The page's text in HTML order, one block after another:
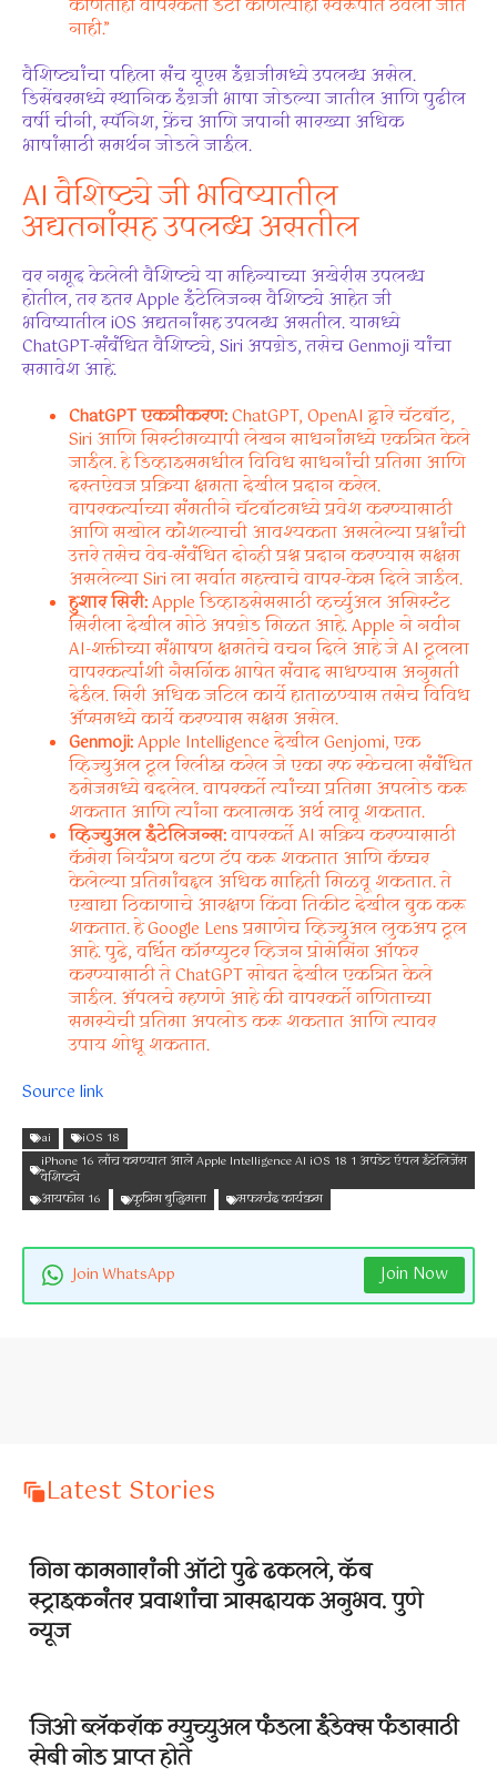
कोणताही वापरकर्ता डेटा कोणत्याही स्वरूपात ठेवला जात
नाही.”
वैशिष्ट्यांचा पहिला संच यूएस इंग्रजीमध्ये उपलब्ध असेल.
डिसेंबरमध्ये स्थानिक इंग्रजी भाषा जोडल्या जातील आणि पुढील
वर्षी चीनी, स्पॅनिश, फ्रेंच आणि जपानी सारख्या अधिक
भाषांसाठी समर्थन जोडले जाईल.
AI वैशिष्ट्ये जी भविष्यातील
अद्यतनांसह उपलब्ध असतील
वर नमूद केलेली वैशिष्ट्ये या महिन्याच्या अखेरीस उपलब्ध
होतील, तर इतर Apple इंटेलिजन्स वैशिष्ट्ये आहेत जी
भविष्यातील iOS अद्यतनांसह उपलब्ध असतील. यामध्ये
ChatGPT-संबंधित वैशिष्ट्ये, Siri अपग्रेड, तसेच Genmoji यांचा
समावेश आहे.
ChatGPT एकत्रीकरण:ChatGPT, OpenAI द्वारे चॅटबॉट,
Siri आणि सिस्टीमव्यापी लेखन साधनांमध्ये एकत्रित केले
जाईल. हे डिव्हाइसमधील विविध साधनांची प्रतिमा आणि
दस्तऐवज प्रक्रिया क्षमता देखील प्रदान करेल.
वापरकर्त्याच्या संमतीने चॅटबॉटमध्ये प्रवेश करण्यासाठी
आणि सखोल कौशल्याची आवश्यकता असलेल्या प्रश्नांची
उत्तरे तसेच वेब-संबंधित दोन्ही प्रश्न प्रदान करण्यास सक्षम
असलेल्या Siri ला सर्वात महत्त्वाचे वापर-केस दिले जाईल.
हुशार सिरी:Apple डिव्हाइसेससाठी व्हर्च्युअल असिस्टंट
सिरीला देखील मोठे अपग्रेड मिळत आहे. Apple ने नवीन
AI-शक्तीच्या संभाषण क्षमतेचे वचन दिले आहे जे AI टूलला
वापरकर्त्यांशी नैसर्गिक भाषेत संवाद साधण्यास अनुमती
देईल. सिरी अधिक जटिल कार्ये हाताळण्यास तसेच विविध
ॲप्समध्ये कार्ये करण्यास सक्षम असेल.
Genmoji:Apple Intelligence देखील Genjomi, एक
व्हिज्युअल टूल रिलीझ करेल जे एका रफ स्केचला संबंधित
इमेजमध्ये बदलेल. वापरकर्ते त्यांच्या प्रतिमा अपलोड करू
शकतात आणि त्यांना कलात्मक अर्थ लावू शकतात.
व्हिज्युअल इंटेलिजन्स:वापरकर्ते AI सक्रिय करण्यासाठी
कॅमेरा नियंत्रण बटण टॅप करू शकतात आणि कॅप्चर
केलेल्या प्रतिमांबद्दल अधिक माहिती मिळवू शकतात. ते
एखाद्या ठिकाणाचे आरक्षण किंवा तिकीट देखील बुक करू
शकतात. हे Google Lens प्रमाणेच व्हिज्युअल लुकअप टूल
आहे. पुढे, वर्धित कॉम्प्युटर व्हिजन प्रोसेसिंग ऑफर
करण्यासाठी ते ChatGPT सोबत देखील एकत्रित केले
जाईल. ॲपलचे म्हणणे आहे की वापरकर्ते गणिताच्या
समस्येची प्रतिमा अपलोड करू शकतात आणि त्यावर
उपाय शोधू शकतात.
Source link
ai
iOS 18
iPhone 16 लाँच करण्यात आले Apple Intelligence AI iOS 18 1 अपडेट ऍपल इंटेलिजेंस
वैशिष्ट्ये
आयफोन 16
कृत्रिम बुद्धिमत्ता सफरचंद कार्यक्रम
Join WhatsApp Join Now
Latest Stories
गिग कामगारांनी ऑटो पुढे ढकलले, कॅब
स्ट्राइकनंतर प्रवाशांचा त्रासदायक अनुभव. पुणे
न्यूज
जिओ ब्लॅकरॉक म्युच्युअल फंडला इंडेक्स फंडासाठी
सेबी नोड प्राप्त होते